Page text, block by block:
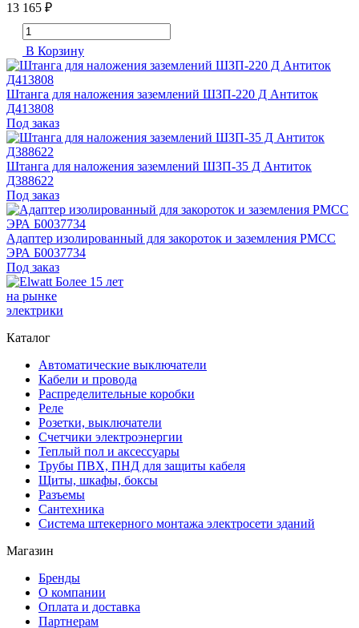
13 165 ₽
В Корзину
Штанга для наложения заземлений ШЗП-220 Д Антиток
Д413808
Под заказ
Штанга для наложения заземлений ШЗП-35 Д Антиток
Д388622
Под заказ
Адаптер изолированный для закороток и заземления PMCC
ЭРА Б0037734
Под заказ
Более 15 лет
на рынке
электрики
Каталог
Автоматические выключатели
Кабели и провода
Распределительные коробки
Реле
Розетки, выключатели
Счетчики электроэнергии
Теплый пол и аксессуары
Трубы ПВХ, ПНД для защиты кабеля
Щиты, шкафы, боксы
Разъемы
Сантехника
Система штекерного монтажа электросети зданий
Магазин
Бренды
О компании
Оплата и доставка
Партнерам